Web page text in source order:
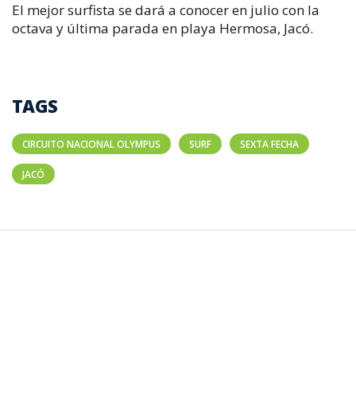
El mejor surfista se dará a conocer en julio con la
octava y última parada en playa Hermosa, Jacó.
TAGS
CIRCUITO NACIONAL OLYMPUS SURF SEXTA FECHA
JACÓ